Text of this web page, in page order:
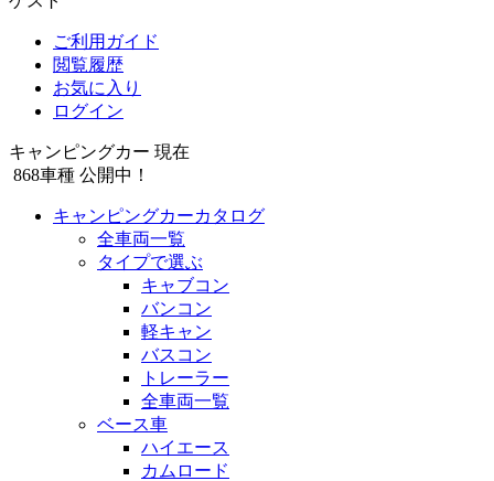
ご利用ガイド
閲覧履歴
お気に入り
ログイン
キャンピングカー 現在
868車種 公開中！
キャンピングカーカタログ
全車両一覧
タイプで選ぶ
キャブコン
バンコン
軽キャン
バスコン
トレーラー
全車両一覧
ベース車
ハイエース
カムロード